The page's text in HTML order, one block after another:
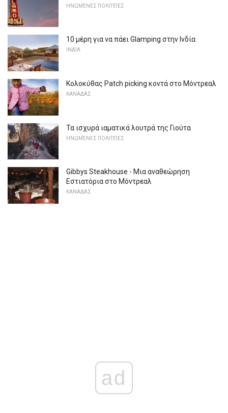
ΗΝΩΜΈΝΕΣ ΠΟΛΙΤΕΊΕΣ
10 μέρη για να πάει Glamping στην Ινδία
ΙΝΔΊΑ
Κολοκύθας Patch picking κοντά στο Μόντρεαλ
ΚΑΝΑΔΆΣ
Τα ισχυρά ιαματικά λουτρά της Γιούτα
ΗΝΩΜΈΝΕΣ ΠΟΛΙΤΕΊΕΣ
Gibbys Steakhouse - Μια αναθεώρηση
Εστιατόρια στο Μόντρεαλ
ΚΑΝΑΔΆΣ
ad